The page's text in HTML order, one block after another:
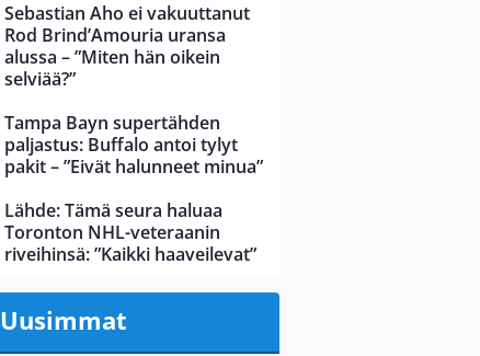
Sebastian Aho ei vakuuttanut
Rod Brind’Amouria uransa
alussa – ”Miten hän oikein
selviää?”
Tampa Bayn supertähden
paljastus: Buffalo antoi tylyt
pakit – ”Eivät halunneet minua”
Lähde: Tämä seura haluaa
Toronton NHL-veteraanin
riveihinsä: ”Kaikki haaveilevat”
Uusimmat